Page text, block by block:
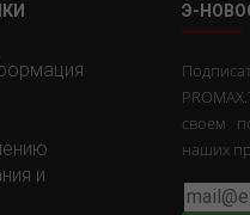
и
Э-
своем
наших